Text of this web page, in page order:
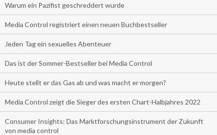
Warum ein Pazifist geschreddert wurde
Media Control registriert einen neuen Buchbestseller
Jeden Tag ein sexuelles Abenteuer
Das ist der Sommer-Bestseller bei Media Control
Heute stellt er das Gas ab und was macht er morgen?
Media Control zeigt die Sieger des ersten Chart-Halbjahres 2022
Consumer Insights: Das Marktforschungsinstrument der Zukunft
von media control